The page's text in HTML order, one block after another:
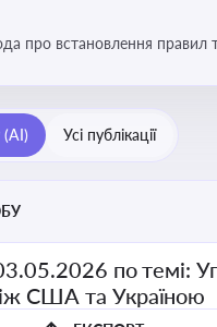
про встановлення правил
(AI) Усі публікації
по темі:
США та Україною